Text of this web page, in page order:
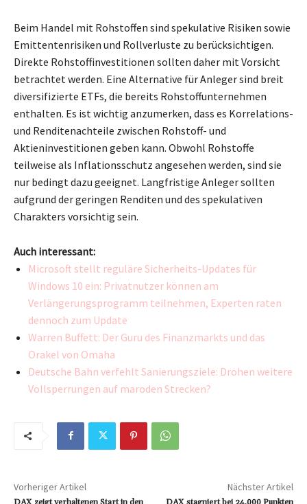
Beim Handel mit Rohstoffen sind spekulative Risiken sowie
Emittentenrisiken und Rollverluste zu berücksichtigen.
Direkte Rohstoffinvestitionen sollten daher mit Vorsicht
betrachtet werden. Eine Alternative für Anleger sind breit
diversifizierte ETFs, die bereits Rohstoffunternehmen
enthalten. Es ist wichtig anzumerken, dass es Korrelations-
und Renditenachteile zwischen Rohstoff- und
Aktieninvestitionen geben kann. Obwohl Rohstoffe
teilweise als Inflationsschutz angesehen werden, sind sie
nur bedingt dazu geeignet. Langfristige Anleger sollten
aufgrund der geringen Renditen und des spekulativen
Charakters vorsichtig sein.
Auch interessant:
Microsoft stellt reguläre Sicherheits-Updates für
Windows 10 ein: Privatnutzer können am
Verlängerungsprogramm teilnehmen, Experten raten
dennoch zum Update
Warren Buffett: Der Guru des Finanzmarkts und das
Orakel von Omaha
Deutsche Bahn verfehlt Sanierungsziele: Drohen weitere
Vollsperrungen auf maroden Strecken?
Vorheriger Artikel Nächster Artikel